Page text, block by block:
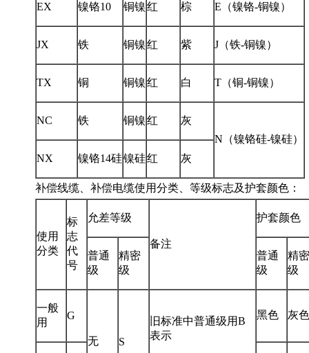
EX 镍铬10 铜镍红 棕 E（镍铬-铜镍）
JX 铁 铜镍红 紫 J（铁-铜镍）
TX 铜 铜镍红 白 T（铜-铜镍）
NC 铁 铜镍红
灰
N（镍铬硅-镍硅）
NX
镍铬14硅镍硅红 灰
补偿线缆、补偿电缆使用分类、等级标志及护套颜色：
使用
分类
标
志
代
号
允差等级
备注
护套颜色
普通
级
精密
级
普通
级
精密
级
一般
用
G
无 S
旧标准中普通级用B
表示
黑色 灰色